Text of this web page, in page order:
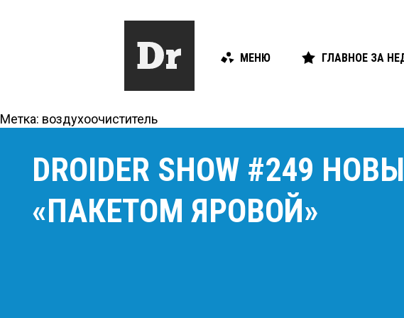
МЕНЮ ГЛАВНОЕ ЗА
Метка: воздухоочиститель
DROIDER SHOW #249
«ПАКЕТОМ ЯРОВОЙ»